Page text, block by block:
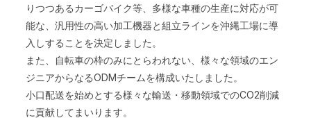
りつつあるカーゴバイク等、多様な車種の生産に対応が可
能な、汎用性の高い加工機器と組立ラインを沖縄工場に導
入しすることを決定しました。
また、自転車の枠のみにとらわれない、様々な領域のエン
ジニアからなるODMチームを構成いたしました。
小口配送を始めとする様々な輸送・移動領域でのCO2削減
に貢献してまいります。